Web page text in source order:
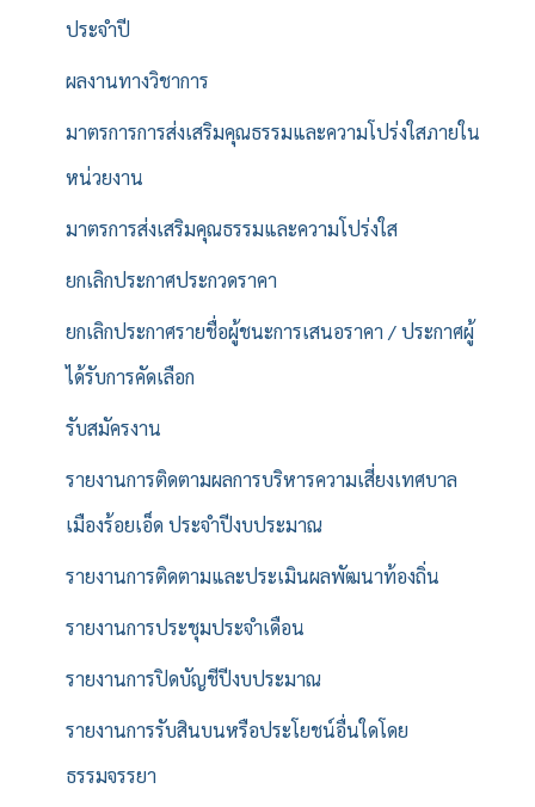
ประจำปี
ผลงานทางวิชาการ
มาตรการการส่งเสริมคุณธรรมและความโปร่งใสภายใน
หน่วยงาน
มาตรการส่งเสริมคุณธรรมและความโปร่งใส
ยกเลิกประกาศประกวดราคา
ยกเลิกประกาศรายชื่อผู้ชนะการเสนอราคา / ประกาศผู้
ได้รับการคัดเลือก
รับสมัครงาน
รายงานการติดตามผลการบริหารความเสี่ยงเทศบาล
เมืองร้อยเอ็ด ประจำปีงบประมาณ
รายงานการติดตามและประเมินผลพัฒนาท้องถิ่น
รายงานการประชุมประจำเดือน
รายงานการปิดบัญชีปีงบประมาณ
รายงานการรับสินบนหรือประโยชน์อื่นใดโดย
ธรรมจรรยา